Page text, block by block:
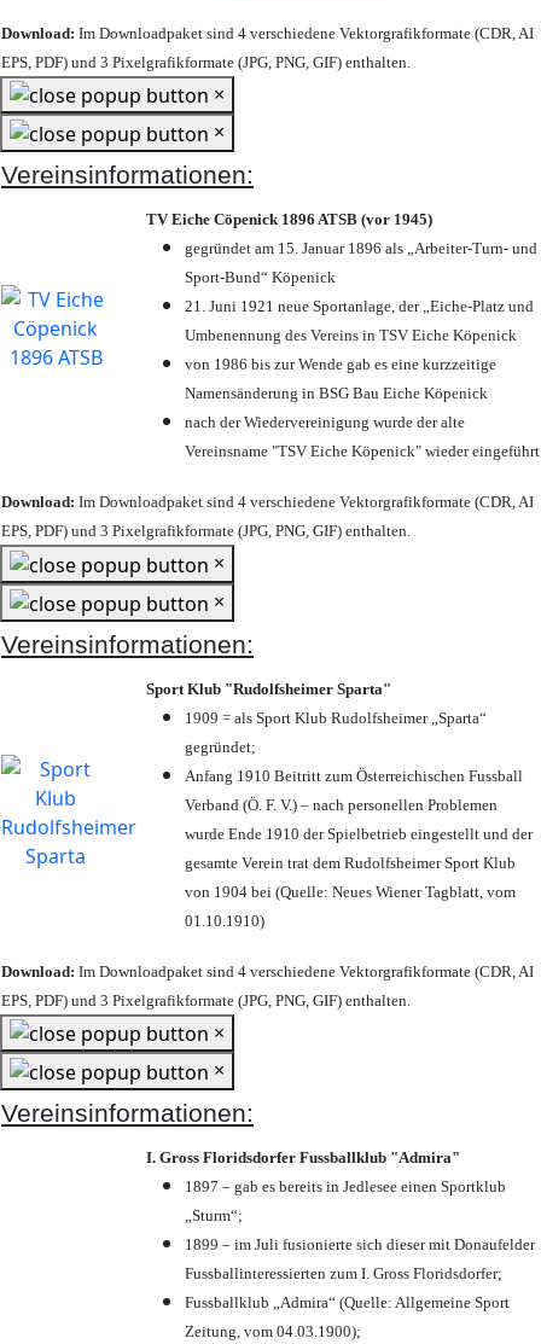
Download: Im Downloadpaket sind 4 verschiedene Vektorgrafikformate (CDR, AI
EPS, PDF) und 3 Pixelgrafikformate (JPG, PNG, GIF) enthalten.
×
×
Vereinsinformationen:
TV Eiche Cöpenick 1896 ATSB (vor 1945)
gegründet am 15. Januar 1896 als „Arbeiter-Turn- und
Sport-Bund“ Köpenick
21. Juni 1921 neue Sportanlage, der „Eiche-Platz und
Umbenennung des Vereins in TSV Eiche Köpenick
von 1986 bis zur Wende gab es eine kurzzeitige
Namensänderung in BSG Bau Eiche Köpenick
nach der Wiedervereinigung wurde der alte
Vereinsname "TSV Eiche Köpenick" wieder eingeführt
Download: Im Downloadpaket sind 4 verschiedene Vektorgrafikformate (CDR, AI
EPS, PDF) und 3 Pixelgrafikformate (JPG, PNG, GIF) enthalten.
×
×
Vereinsinformationen:
Sport Klub "Rudolfsheimer Sparta"
1909 = als Sport Klub Rudolfsheimer „Sparta“
gegründet;
Anfang 1910 Beitritt zum Österreichischen Fussball
Verband (Ö. F. V.) – nach personellen Problemen
wurde Ende 1910 der Spielbetrieb eingestellt und der
gesamte Verein trat dem Rudolfsheimer Sport Klub
von 1904 bei (Quelle: Neues Wiener Tagblatt, vom
01.10.1910)
Download: Im Downloadpaket sind 4 verschiedene Vektorgrafikformate (CDR, AI
EPS, PDF) und 3 Pixelgrafikformate (JPG, PNG, GIF) enthalten.
×
×
Vereinsinformationen:
I. Gross Floridsdorfer Fussballklub "Admira"
1897 – gab es bereits in Jedlesee einen Sportklub
„Sturm“;
1899 – im Juli fusionierte sich dieser mit Donaufelder
Fussballinteressierten zum I. Gross Floridsdorfer;
Fussballklub „Admira“ (Quelle: Allgemeine Sport
Zeitung, vom 04.03.1900);